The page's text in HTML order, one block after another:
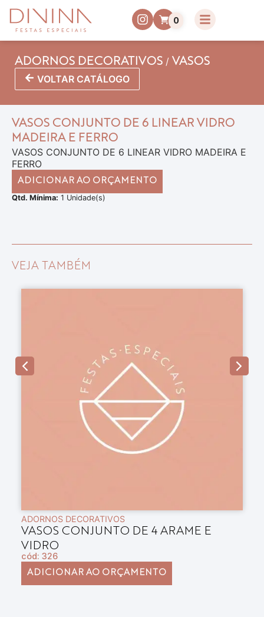
0
ADORNOS DECORATIVOS / VASOS
VOLTAR CATÁLOGO
VASOS CONJUNTO DE 6 LINEAR VIDRO
MADEIRA E FERRO
VASOS CONJUNTO DE 6 LINEAR VIDRO MADEIRA E
FERRO
ADICIONAR AO ORÇAMENTO
Qtd. Mínima: 1 Unidade(s)
VEJA TAMBÉM
ADORNOS DECORATIVOS
VASOS CONJUNTO DE 4 ARAME E
VIDRO
cód: 326
ADICIONAR AO ORÇAMENTO